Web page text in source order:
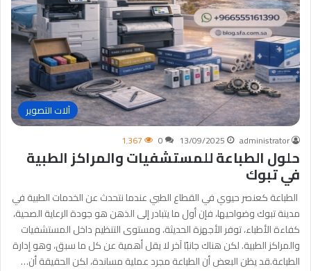
آلات التصوير
administrator
13/09/2025
0 1٬367
حلول الطباعة للمستشفيات والمراكز الطبية
في تبوك
الطباعة كعنصر حيوي في القطاع الطبي عندما نتحدث عن الخدمات الطبية في
مدينة تبوك وضواحيها، فإن أول ما يتبادر إلى الذهن هو جودة الرعاية الصحية،
كفاءة الأطباء، توفر الأجهزة الحديثة، ومستوى التنظيم داخل المستشفيات
والمراكز الطبية. لكن هناك جانبًا آخر لا يقل أهمية عن كل ما سبق، وهو إدارة
الطباعة.قد يظن البعض أن الطباعة مجرد عملية مساندة، لكن الحقيقة أن…